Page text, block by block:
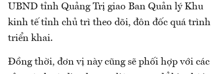
UBND tỉnh Quảng Trị giao Ban Quản lý Khu
kinh tế tỉnh chủ trì theo dõi, đôn đốc quá trình
triển khai.
Đồng thời, đơn vị này cũng sẽ phối hợp với các